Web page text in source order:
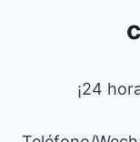
¡24